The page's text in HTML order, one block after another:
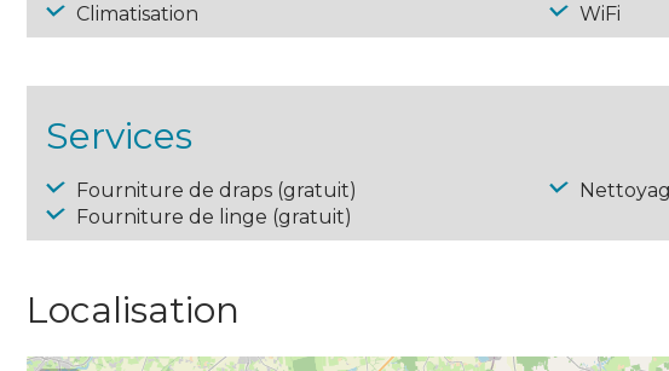
Climatisation
WiFi
Services
Fourniture de draps (gratuit)
Fourniture de linge (gratuit)
Localisation